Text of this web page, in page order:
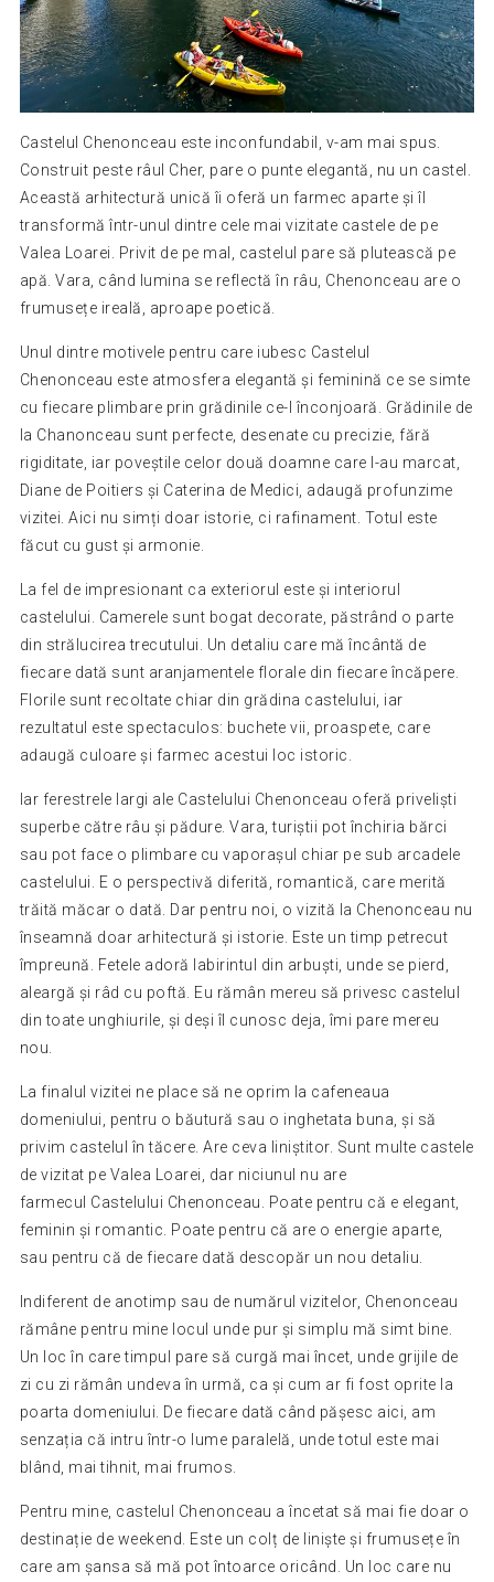
Castelul Chenonceau este inconfundabil, v-am mai spus.
Construit peste râul Cher, pare o punte elegantă, nu un castel.
Această arhitectură unică îi oferă un farmec aparte și îl
transformă într-unul dintre cele mai vizitate castele de pe
Valea Loarei. Privit de pe mal, castelul pare să plutească pe
apă. Vara, când lumina se reflectă în râu, Chenonceau are o
frumusețe ireală, aproape poetică.
Unul dintre motivele pentru care iubesc Castelul
Chenonceau este atmosfera elegantă și feminină ce se simte
cu fiecare plimbare prin grădinile ce-l înconjoară. Grădinile de
la Chanonceau sunt perfecte, desenate cu precizie, fără
rigiditate, iar poveștile celor două doamne care l-au marcat,
Diane de Poitiers și Caterina de Medici, adaugă profunzime
vizitei. Aici nu simți doar istorie, ci rafinament. Totul este
făcut cu gust și armonie.
La fel de impresionant ca exteriorul este și interiorul
castelului. Camerele sunt bogat decorate, păstrând o parte
din strălucirea trecutului. Un detaliu care mă încântă de
fiecare dată sunt aranjamentele florale din fiecare încăpere.
Florile sunt recoltate chiar din grădina castelului, iar
rezultatul este spectaculos: buchete vii, proaspete, care
adaugă culoare și farmec acestui loc istoric.
Iar ferestrele largi ale Castelului Chenonceau oferă priveliști
superbe către râu și pădure. Vara, turiștii pot închiria bărci
sau pot face o plimbare cu vaporașul chiar pe sub arcadele
castelului. E o perspectivă diferită, romantică, care merită
trăită măcar o dată. Dar pentru noi, o vizită la Chenonceau nu
înseamnă doar arhitectură și istorie. Este un timp petrecut
împreună. Fetele adoră labirintul din arbuști, unde se pierd,
aleargă și râd cu poftă. Eu rămân mereu să privesc castelul
din toate unghiurile, și deși îl cunosc deja, îmi pare mereu
nou.
La finalul vizitei ne place să ne oprim la cafeneaua
domeniului, pentru o băutură sau o inghetata buna, și să
privim castelul în tăcere. Are ceva liniștitor. Sunt multe castele
de vizitat pe Valea Loarei, dar niciunul nu are
farmecul Castelului Chenonceau. Poate pentru că e elegant,
feminin și romantic. Poate pentru că are o energie aparte,
sau pentru că de fiecare dată descopăr un nou detaliu.
Indiferent de anotimp sau de numărul vizitelor, Chenonceau
rămâne pentru mine locul unde pur și simplu mă simt bine.
Un loc în care timpul pare să curgă mai încet, unde grijile de
zi cu zi rămân undeva în urmă, ca și cum ar fi fost oprite la
poarta domeniului. De fiecare dată când pășesc aici, am
senzația că intru într-o lume paralelă, unde totul este mai
blând, mai tihnit, mai frumos.
Pentru mine, castelul Chenonceau a încetat să mai fie doar o
destinație de weekend. Este un colț de liniște și frumusețe în
care am șansa să mă pot întoarce oricând. Un loc care nu